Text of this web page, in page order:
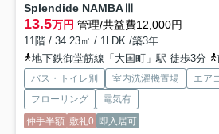
Splendide NAMBAⅢ
13.5万円 管理/共益費12,000円
11階 / 34.23㎡ / 1LDK /築3年
地下鉄御堂筋線「大国町」駅 徒歩3分
バス・トイレ別 室内洗濯機置場 エア
フローリング
電気有
仲手半額 敷礼0 即入居可